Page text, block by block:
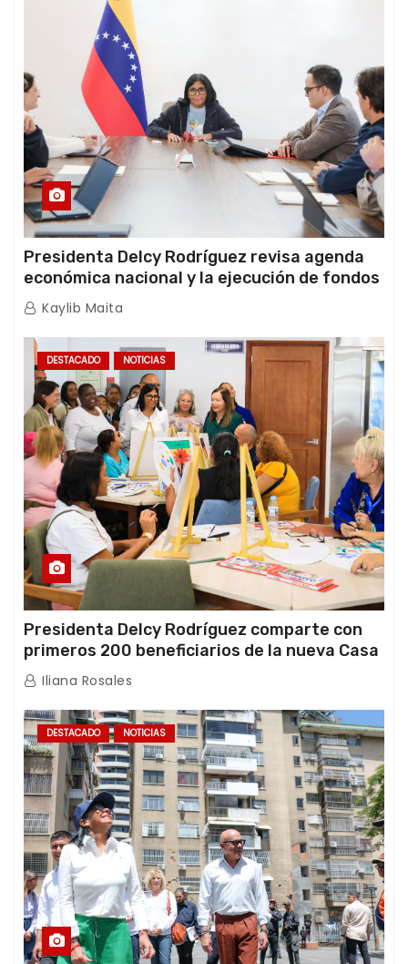
Presidenta Delcy Rodríguez revisa agenda
económica nacional y la ejecución de fondos
de emergencia post-sismos
Kaylib Maita
DESTACADO NOTICIAS
Presidenta Delcy Rodríguez comparte con
primeros 200 beneficiarios de la nueva Casa
de los Abuelos “La Primavera” en Caracas
Iliana Rosales
DESTACADO NOTICIAS